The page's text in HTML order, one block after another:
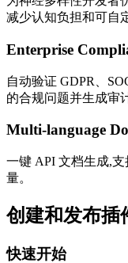
减少认知负担和可自
Enterprise
自动验证 GDPR、
的合规问题并生成审
Multi-language
一键 API 文档生成,
量。
创建和发布插
快速开始